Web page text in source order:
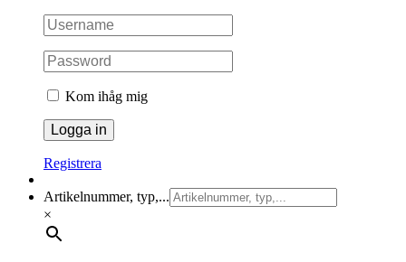
Kom ihåg mig
Registrera
Artikelnummer, typ,...
×